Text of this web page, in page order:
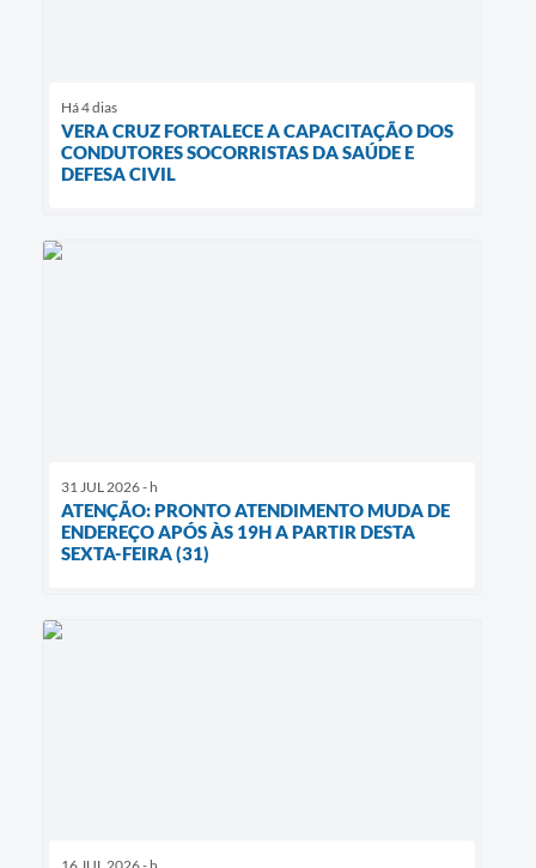
Há 4 dias
VERA CRUZ FORTALECE A CAPACITAÇÃO DOS
CONDUTORES SOCORRISTAS DA SAÚDE E
DEFESA CIVIL
31 JUL 2026 - h
ATENÇÃO: PRONTO ATENDIMENTO MUDA DE
ENDEREÇO APÓS ÀS 19H A PARTIR DESTA
SEXTA-FEIRA (31)